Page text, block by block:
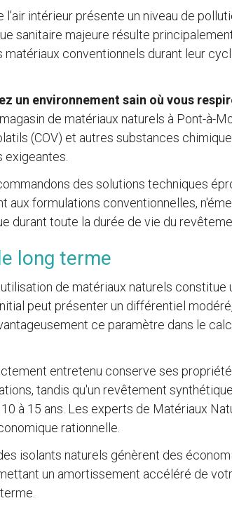
intérieur présente un niveau de
sanitaire majeure résulte
conventionnels durant leur
un environnement sain où vous
de matériaux naturels à Pont-à-
(COV) et autres substances
des solutions techniques
aux formulations conventionnelles,
durant toute la durée de vie du
long terme
de matériaux naturels constitue
peut présenter un différentiel
ce paramètre dans le
entretenu conserve ses
tandis qu'un revêtement
à 15 ans. Les experts de Matériaux
rationnelle.
isolants naturels génèrent des
un amortissement accéléré de